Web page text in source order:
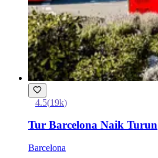
4.5(19k)
Tur Barcelona Naik Turun
Barcelona